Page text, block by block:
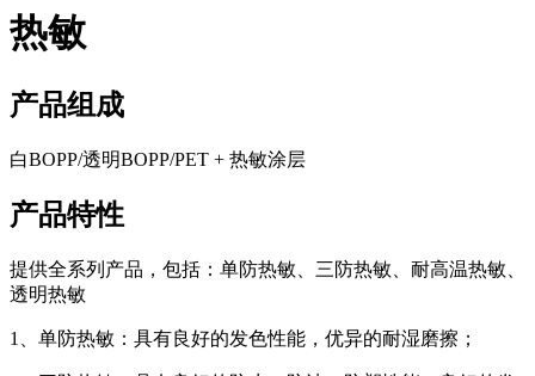
热敏
产品组成
白BOPP/透明BOPP/PET + 热敏涂层
产品特性
提供全系列产品，包括：单防热敏、三防热敏、耐高温热敏、
透明热敏
1、单防热敏：具有良好的发色性能，优异的耐湿磨擦；